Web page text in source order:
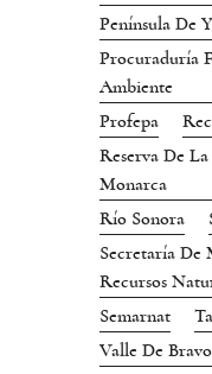
Península De
Procuraduría
Ambiente
Profepa
Reserva De
Monarca
Río Sonora
Secretaría De
Recursos
Semarnat
Valle De Bravo